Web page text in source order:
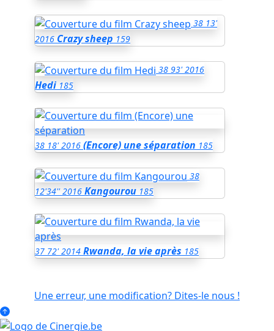
38 13'
2016 Crazy sheep 159
38 93' 2016
Hedi 185
38 18' 2016 (Encore) une séparation 185
38
12'34'' 2016 Kangourou 185
37 72' 2014 Rwanda, la vie après 185
Une erreur, une modification? Dites-le nous !